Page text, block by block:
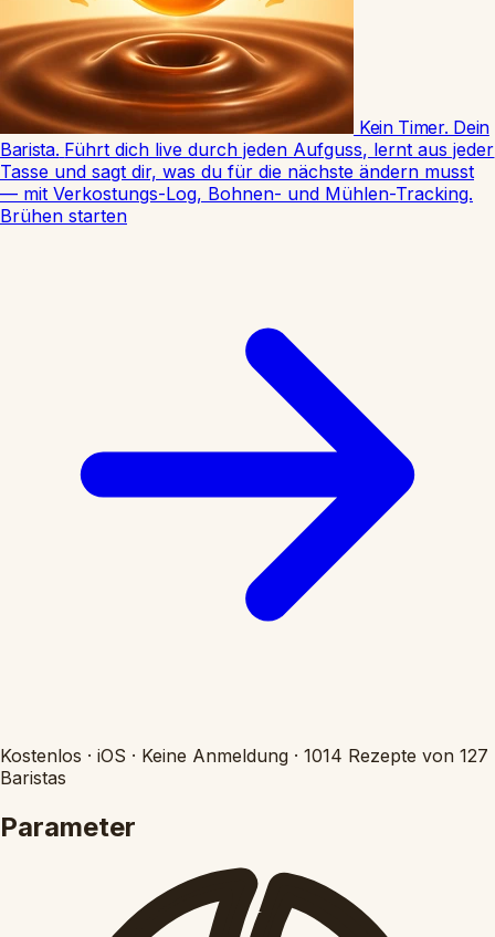
Kein Timer. Dein
Barista. Führt dich live durch jeden Aufguss, lernt aus jeder
Tasse und sagt dir, was du für die nächste ändern musst
— mit Verkostungs-Log, Bohnen- und Mühlen-Tracking.
Brühen starten
Kostenlos · iOS · Keine Anmeldung · 1014 Rezepte von 127
Baristas
Parameter